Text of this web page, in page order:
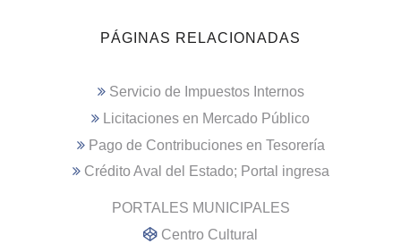
PÁGINAS RELACIONADAS
Servicio de Impuestos Internos
Licitaciones en Mercado Público
Pago de Contribuciones en Tesorería
Crédito Aval del Estado; Portal ingresa
PORTALES MUNICIPALES
Centro Cultural